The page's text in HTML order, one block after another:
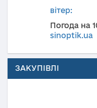
вітер:
Погода на
sinoptik.ua
ЗАКУПІВЛІ